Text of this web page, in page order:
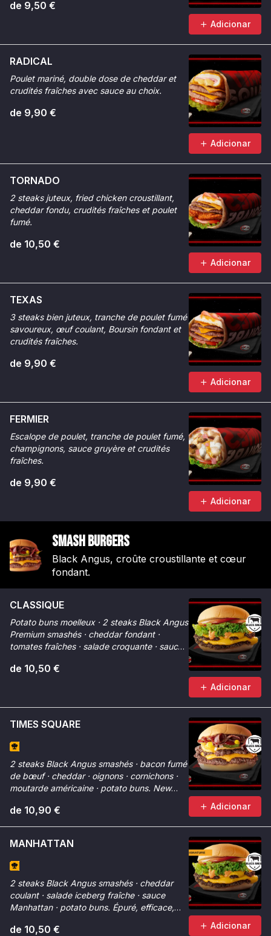
de 9,50 €
Adicionar
RADICAL
Poulet mariné, double dose de cheddar et
crudités fraîches avec sauce au choix.
de 9,90 €
Adicionar
TORNADO
2 steaks juteux, fried chicken croustillant,
cheddar fondu, crudités fraîches et poulet
fumé.
de 10,50 €
Adicionar
TEXAS
3 steaks bien juteux, tranche de poulet fumé
savoureux, œuf coulant, Boursin fondant et
crudités fraîches.
de 9,90 €
Adicionar
FERMIER
Escalope de poulet, tranche de poulet fumé,
champignons, sauce gruyère et crudités
fraîches.
de 9,90 €
Adicionar
Smash Burgers
Black Angus, croûte croustillante et cœur
fondant.
CLASSIQUE
Potato buns moelleux · 2 steaks Black Angus
Premium smashés · cheddar fondant ·
tomates fraîches · salade croquante · sauce
de 10,50 €
Adicionar
TIMES SQUARE
2 steaks Black Angus smashés · bacon fumé
de bœuf · cheddar · oignons · cornichons ·
moutarde américaine · potato buns. New
de 10,90 € Adicionar
MANHATTAN
2 steaks Black Angus smashés · cheddar
coulant · salade iceberg fraîche · sauce
Manhattan · potato buns. Épuré, efficace,
de 10,50 € Adicionar